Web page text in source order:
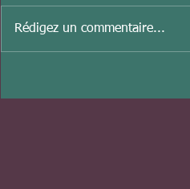
Rédigez un commentaire...